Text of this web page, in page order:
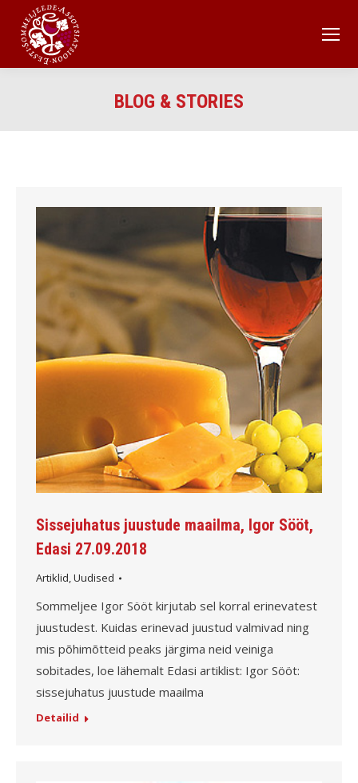
BLOG & STORIES
Sissejuhatus juustude maailma, Igor Sööt,
Edasi 27.09.2018
Artiklid,Uudised
Sommeljee Igor Sööt kirjutab sel korral erinevatest
juustudest. Kuidas erinevad juustud valmivad ning
mis põhimõtteid peaks järgima neid veiniga
sobitades, loe lähemalt Edasi artiklist: Igor Sööt:
sissejuhatus juustude maailma
Detailid